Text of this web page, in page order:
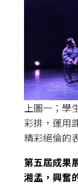
上圖一；學
彩排，運用
精彩絕倫的
第五屆成果
湘孟，興奮